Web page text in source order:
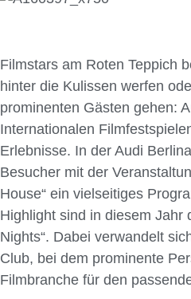
Filmstars am Roten Teppich
hinter die Kulissen werfen
prominenten Gästen gehen:
Internationalen
Erlebnisse. In der Audi
Besucher mit der
House“ ein vielseitiges
Highlight sind in diesem Jahr
Nights“. Dabei verwandelt
Club, bei dem prominente
Filmbranche für den